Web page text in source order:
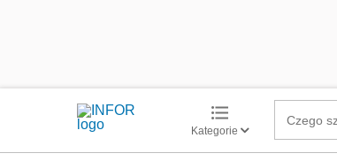
Kategorie